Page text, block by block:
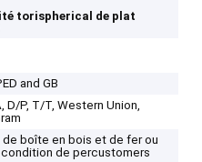
torispherical de plat
and GB
D/P, T/T, Western Union,
boîte en bois et de fer ou
de percustomers